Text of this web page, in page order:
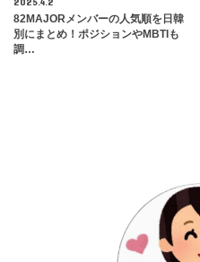
82MAJORメンバーの人気順を日韓
別にまとめ！ポジションやMBTIも
調…